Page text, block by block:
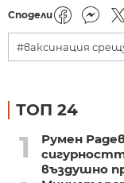
Сподели
#ваксинация
ТОП 24
1
Румен
въздушно